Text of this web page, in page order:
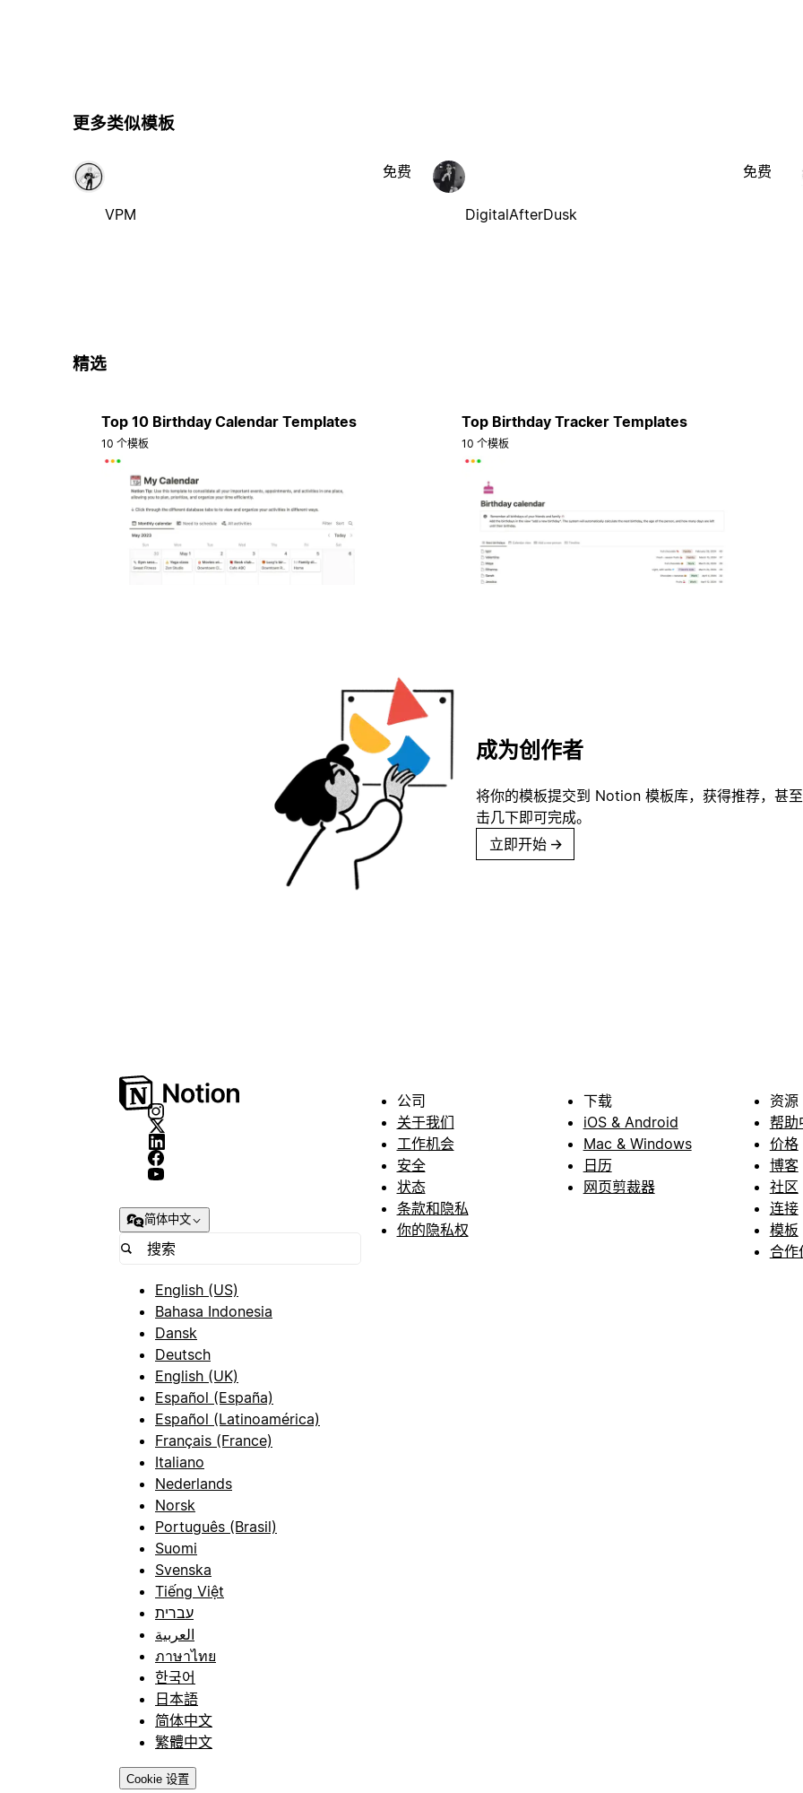
更多类似模板
VPM
免费
DigitalAfterDusk
免费
精选
Top 10 Birthday Calendar Templates
10 个模板
Top Birthday Tracker Templates
10 个模板
成为创作者
将你的模板提交到 Notion 模板库，获得推荐，甚
击几下即可完成。
立即开始 →
简体中文
English (US)
Bahasa Indonesia
Dansk
Deutsch
English (UK)
Español (España)
Español (Latinoamérica)
Français (France)
Italiano
Nederlands
Norsk
Português (Brasil)
Suomi
Svenska
Tiếng Việt
עברית
العربية
ภาษาไทย
한국어
日本語
简体中文
繁體中文
Cookie 设置
公司
关于我们
工作机会
安全
状态
条款和隐私
你的隐私权
下载
iOS & Android
Mac & Windows
日历
网页剪裁器
资源
帮助
价格
博客
社区
连接
模板
合作